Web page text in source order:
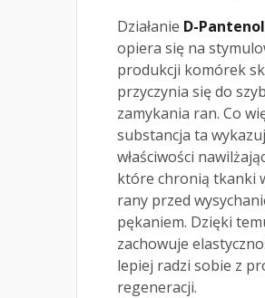
Działanie D-
opiera się na
produkcji komórek
przyczynia się do
zamykania ran. Co
substancja ta
właściwości
które chronią tkanki
rany przed
pękaniem. Dzięki
zachowuje
lepiej radzi sobie z
regeneracji.